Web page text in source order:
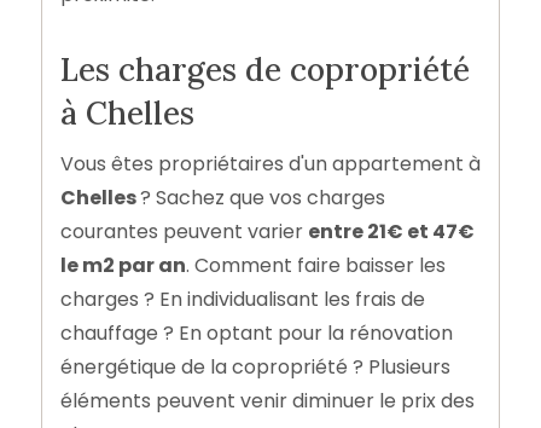
Les charges de copropriété
à Chelles
Vous êtes propriétaires d'un appartement à
Chelles? Sachez que vos charges
courantes peuvent varier entre 21€ et 47€
le m2 par an. Comment faire baisser les
charges ? En individualisant les frais de
chauffage ? En optant pour la rénovation
énergétique de la copropriété ? Plusieurs
éléments peuvent venir diminuer le prix des